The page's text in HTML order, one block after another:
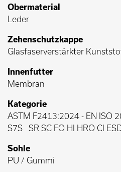
Obermaterial
Leder
Zehenschutzkappe
Glasfaserverstärkter
Innenfutter
Membran
Kategorie
ASTM F2413:2024 - EN ISO
S7S
SR SC FO HI HRO CI
Sohle
PU / Gummi